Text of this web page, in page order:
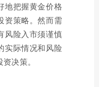
地把握黄金价格
资策略。然而需
风险入市须谨慎
实际情况和风险
决策。